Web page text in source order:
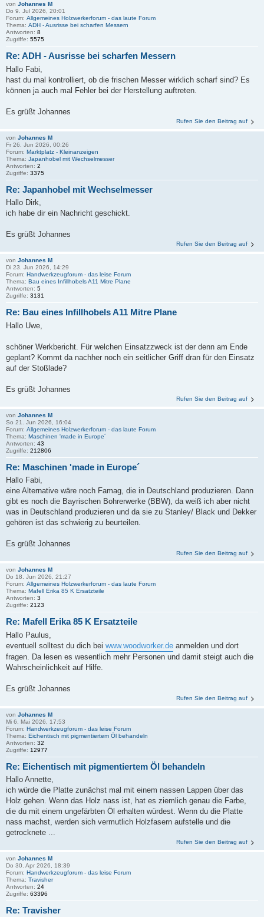
von Johannes M
Do 9. Jul 2026, 20:01
Forum: Allgemeines Holzwerkerforum - das laute Forum
Thema: ADH - Ausrisse bei scharfen Messern
Antworten: 8
Zugriffe: 5575
Re: ADH - Ausrisse bei scharfen Messern
Hallo Fabi,
hast du mal kontrolliert, ob die frischen Messer wirklich scharf sind? Es
können ja auch mal Fehler bei der Herstellung auftreten.
Es grüßt Johannes
Rufen Sie den Beitrag auf
von Johannes M
Fr 26. Jun 2026, 00:26
Forum: Marktplatz - Kleinanzeigen
Thema: Japanhobel mit Wechselmesser
Antworten: 2
Zugriffe: 3375
Re: Japanhobel mit Wechselmesser
Hallo Dirk,
ich habe dir ein Nachricht geschickt.
Es grüßt Johannes
Rufen Sie den Beitrag auf
von Johannes M
Di 23. Jun 2026, 14:29
Forum: Handwerkzeugforum - das leise Forum
Thema: Bau eines Infillhobels A11 Mitre Plane
Antworten: 5
Zugriffe: 3131
Re: Bau eines Infillhobels A11 Mitre Plane
Hallo Uwe,
schöner Werkbericht. Für welchen Einsatzzweck ist der denn am Ende
geplant? Kommt da nachher noch ein seitlicher Griff dran für den Einsatz
auf der Stoßlade?
Es grüßt Johannes
Rufen Sie den Beitrag auf
von Johannes M
So 21. Jun 2026, 16:04
Forum: Allgemeines Holzwerkerforum - das laute Forum
Thema: Maschinen 'made in Europe´
Antworten: 43
Zugriffe: 212806
Re: Maschinen 'made in Europe´
Hallo Fabi,
eine Alternative wäre noch Famag, die in Deutschland produzieren. Dann
gibt es noch die Bayrischen Bohrerwerke (BBW), da weiß ich aber nicht
was in Deutschland produzieren und da sie zu Stanley/ Black und Dekker
gehören ist das schwierig zu beurteilen.
Es grüßt Johannes
Rufen Sie den Beitrag auf
von Johannes M
Do 18. Jun 2026, 21:27
Forum: Allgemeines Holzwerkerforum - das laute Forum
Thema: Mafell Erika 85 K Ersatzteile
Antworten: 3
Zugriffe: 2123
Re: Mafell Erika 85 K Ersatzteile
Hallo Paulus,
eventuell solltest du dich bei www.woodworker.de anmelden und dort
fragen. Da lesen es wesentlich mehr Personen und damit steigt auch die
Wahrscheinlichkeit auf Hilfe.
Es grüßt Johannes
Rufen Sie den Beitrag auf
von Johannes M
Mi 6. Mai 2026, 17:53
Forum: Handwerkzeugforum - das leise Forum
Thema: Eichentisch mit pigmentiertem Öl behandeln
Antworten: 32
Zugriffe: 12977
Re: Eichentisch mit pigmentiertem Öl behandeln
Hallo Annette,
ich würde die Platte zunächst mal mit einem nassen Lappen über das
Holz gehen. Wenn das Holz nass ist, hat es ziemlich genau die Farbe,
die du mit einem ungefärbten Öl erhalten würdest. Wenn du die Platte
nass machst, werden sich vermutlich Holzfasern aufstelle und die
getrocknete ...
Rufen Sie den Beitrag auf
von Johannes M
Do 30. Apr 2026, 18:39
Forum: Handwerkzeugforum - das leise Forum
Thema: Travisher
Antworten: 24
Zugriffe: 63396
Re: Travisher